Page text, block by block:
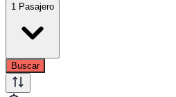
1 Pasajero
Buscar